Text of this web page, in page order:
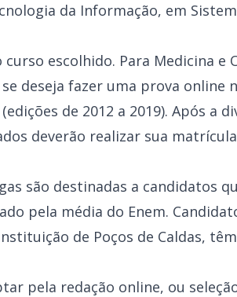
da Informação, em
escolhido. Para Medicina e
deseja fazer uma prova online
de 2012 a 2019). Após a
deverão realizar sua
são destinadas a candidatos
pela média do Enem.
de Poços de Caldas,
pela redação online, ou